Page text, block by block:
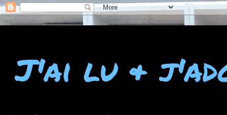
J'ai lu &